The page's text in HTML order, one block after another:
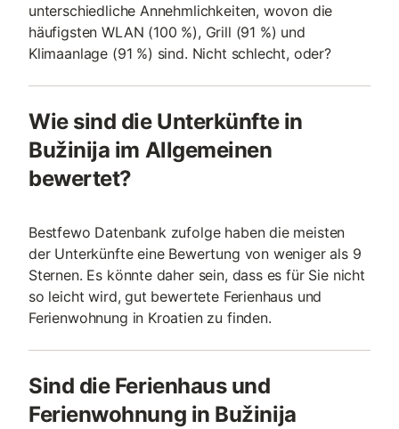
unterschiedliche Annehmlichkeiten, wovon die
häufigsten WLAN (100 %), Grill (91 %) und
Klimaanlage (91 %) sind. Nicht schlecht, oder?
Wie sind die Unterkünfte in
Bužinija im Allgemeinen
bewertet?
Bestfewo Datenbank zufolge haben die meisten
der Unterkünfte eine Bewertung von weniger als 9
Sternen. Es könnte daher sein, dass es für Sie nicht
so leicht wird, gut bewertete Ferienhaus und
Ferienwohnung in Kroatien zu finden.
Sind die Ferienhaus und
Ferienwohnung in Bužinija